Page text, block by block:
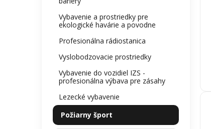
Vybavenie a prostriedky pre
ekologické havárie a povodne
Profesionálna rádiostanica
Vyslobodzovacie prostriedky
Vybavenie do vozidiel IZS -
profesionálna výbava pre zásahy
Lezecké vybavenie
Požiarny šport